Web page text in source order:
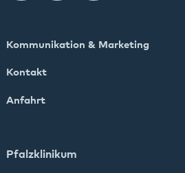
Kommunikation & Marketing
Kontakt
Anfahrt
Pfalzklinikum